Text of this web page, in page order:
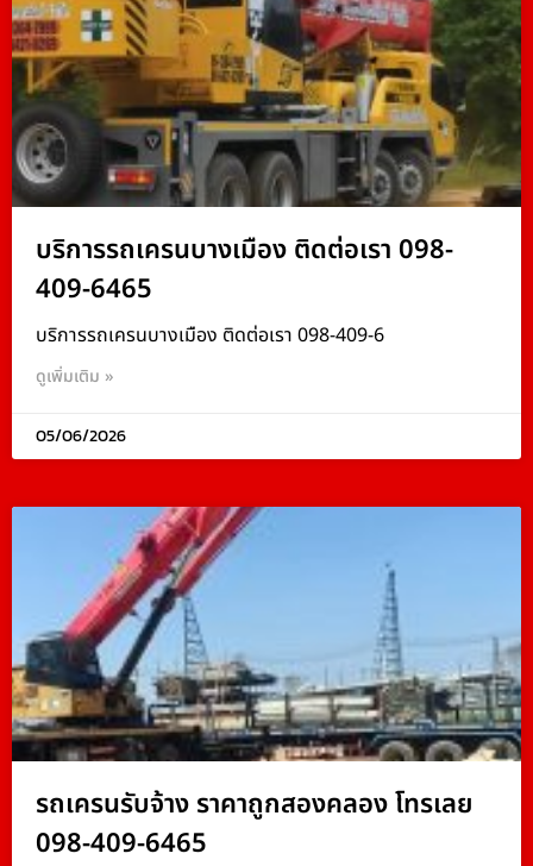
บริการรถเครนบางเมือง ติดต่อเรา 098-
409-6465
บริการรถเครนบางเมือง ติดต่อเรา 098-409-6
ดูเพิ่มเติม »
05/06/2026
รถเครนรับจ้าง ราคาถูกสองคลอง โทรเลย
098-409-6465